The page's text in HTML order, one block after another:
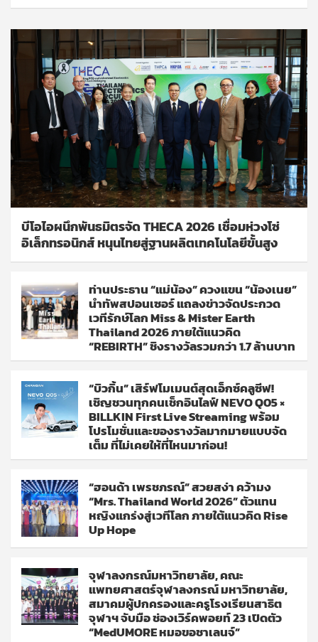
บีโอไอผนึกพันธมิตรจัด THECA 2026 เชื่อมห่วงโซ่
อิเล็กทรอนิกส์ หนุนไทยสู่ฐานผลิตเทคโนโลยีขั้นสูง
ท่านประธาน “แม่น้อง” ควงแขน “น้องเนย”
นำทัพสปอนเซอร์ แถลงข่าวจัดประกวด
เวทีรักษ์โลก Miss & Mister Earth
Thailand 2026 ภายใต้แนวคิด
“REBIRTH” ชิงรางวัลรวมกว่า 1.7 ล้านบาท
“บิวกิ้น” เสิร์ฟโมเมนต์สุดเอ็กซ์คลูซีฟ!
เชิญชวนทุกคนเช็กอินไลฟ์ NEVO Q05 ×
BILLKIN First Live Streaming พร้อม
โปรโมชั่นและของรางวัลมากมายแบบจัด
เต็ม ที่ไม่เคยให้ที่ไหนมาก่อน!
“ฮอนด้า เพรชภรณ์” สวยสง่า คว้ามง
“Mrs. Thailand World 2026” ตัวแทน
หญิงแกร่งสู่เวทีโลก ภายใต้แนวคิด Rise
Up Hope
จุฬาลงกรณ์มหาวิทยาลัย, คณะ
แพทยศาสตร์จุฬาลงกรณ์ มหาวิทยาลัย,
สมาคมผู้ปกครองและครูโรงเรียนสาธิต
จุฬาฯ จับมือ ช่องเวิร์คพอยท์ 23 เปิดตัว
“MedUMORE หมอขอชาเลนจ์”